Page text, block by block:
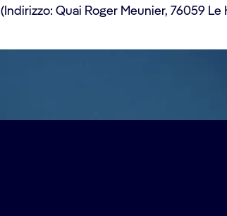
(Indirizzo: Quai Roger Meunier, 76059 Le